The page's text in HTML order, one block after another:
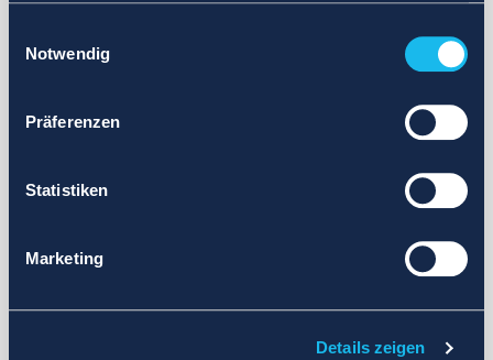
Notwendig
Präferenzen
Statistiken
Marketing
Details zeigen